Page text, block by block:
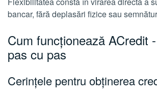
bancar, fără deplasări fizice sau
Cum funcționează ACredit
pas cu pas
Cerințele pentru obținerea